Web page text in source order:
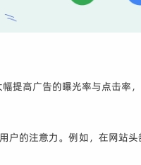
提高广告的曝光率与点击率，
的注意力。例如，在网